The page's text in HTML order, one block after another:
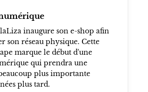
inaugure son e-shop afin
son réseau physique. Cette
marque le début d'une
qui prendra une
plus importante
plus tard.